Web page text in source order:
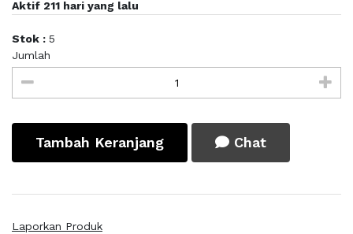
Aktif 211 hari yang lalu
Stok : 5
Jumlah
Tambah Keranjang Chat
Laporkan Produk